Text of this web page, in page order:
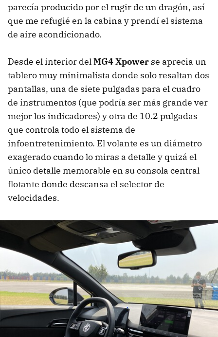
parecía producido por el rugir de un dragón, así
que me refugié en la cabina y prendí el sistema
de aire acondicionado.
Desde el interior delMG4 Xpower se aprecia un
tablero muy minimalista donde solo resaltan dos
pantallas, una de siete pulgadas para el cuadro
de instrumentos (que podría ser más grande ver
mejor los indicadores) y otra de 10.2 pulgadas
que controla todo el sistema de
infoentretenimiento. El volante es un diámetro
exagerado cuando lo miras a detalle y quizá el
único detalle memorable en su consola central
flotante donde descansa el selector de
velocidades.